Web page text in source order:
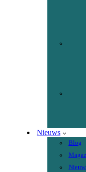
Nieuws
Blog